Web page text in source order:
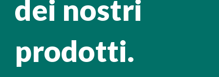
dei nostri
prodotti.